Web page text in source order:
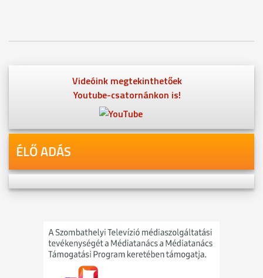
Videóink megtekinthetőek
Youtube-csatornánkon is!
ÉLŐ ADÁS